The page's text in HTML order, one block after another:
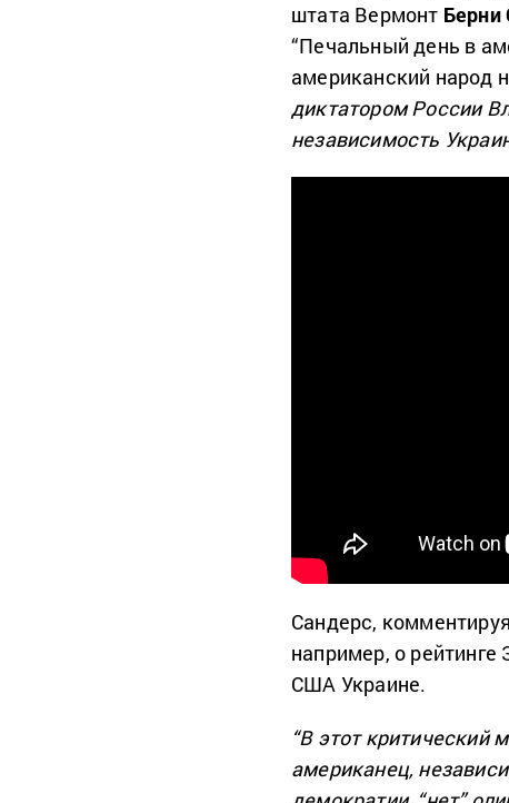
штата Вермонт Берни
“Печальный день в
американский народ
диктатором России
независимость
Сандерс,
например, о
США Украине.
“В этот
американец,